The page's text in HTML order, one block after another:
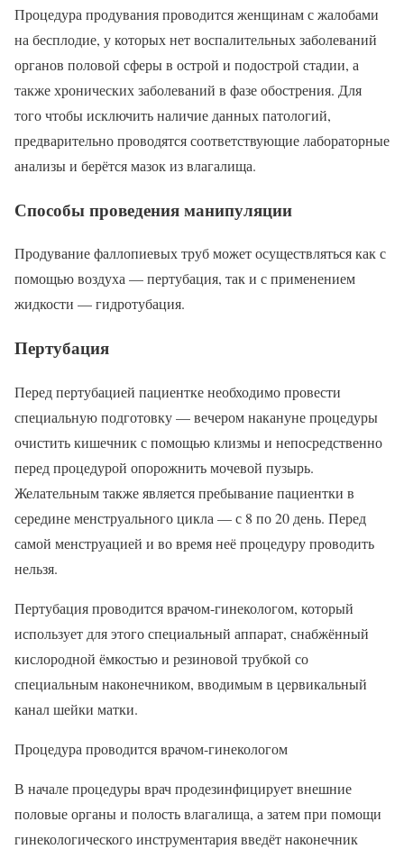
Процедура продувания проводится женщинам с жалобами
на бесплодие, у которых нет воспалительных заболеваний
органов половой сферы в острой и подострой стадии, а
также хронических заболеваний в фазе обострения. Для
того чтобы исключить наличие данных патологий,
предварительно проводятся соответствующие лабораторные
анализы и берётся мазок из влагалища.
Способы проведения манипуляции
Продувание фаллопиевых труб может осуществляться как с
помощью воздуха — пертубация, так и с применением
жидкости — гидротубация.
Пертубация
Перед пертубацией пациентке необходимо провести
специальную подготовку — вечером накануне процедуры
очистить кишечник с помощью клизмы и непосредственно
перед процедурой опорожнить мочевой пузырь.
Желательным также является пребывание пациентки в
середине менструального цикла — с 8 по 20 день. Перед
самой менструацией и во время неё процедуру проводить
нельзя.
Пертубация проводится врачом-гинекологом, который
использует для этого специальный аппарат, снабжённый
кислородной ёмкостью и резиновой трубкой со
специальным наконечником, вводимым в цервикальный
канал шейки матки.
Процедура проводится врачом-гинекологом
В начале процедуры врач продезинфицирует внешние
половые органы и полость влагалища, а затем при помощи
гинекологического инструментария введёт наконечник